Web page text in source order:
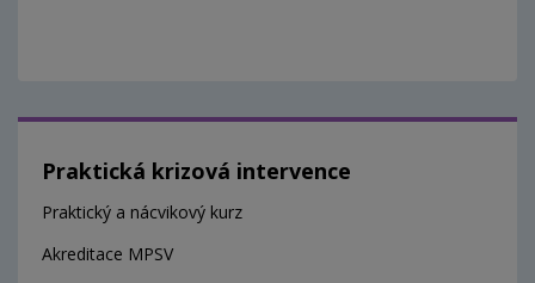
Praktická krizová intervence
Praktický a nácvikový kurz
Akreditace MPSV